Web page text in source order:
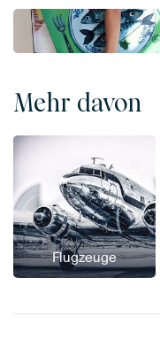
Mehr davon
Flugzeuge